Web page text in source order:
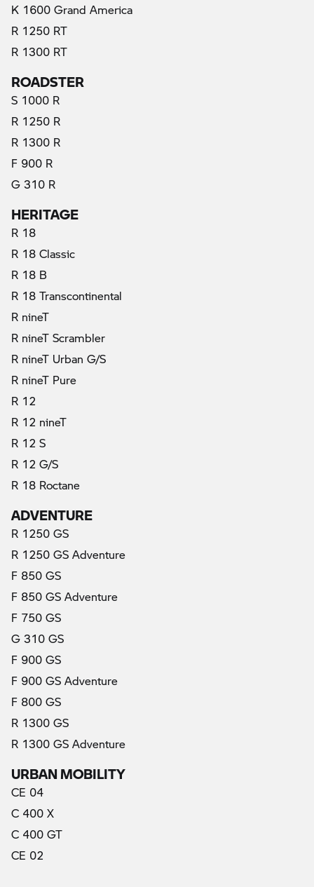
K 1600 Grand America
R 1250 RT
R 1300 RT
ROADSTER
S 1000 R
R 1250 R
R 1300 R
F 900 R
G 310 R
HERITAGE
R 18
R 18 Classic
R 18 B
R 18 Transcontinental
R nineT
R nineT Scrambler
R nineT Urban G/S
R nineT Pure
R 12
R 12 nineT
R 12 S
R 12 G/S
R 18 Roctane
ADVENTURE
R 1250 GS
R 1250 GS Adventure
F 850 GS
F 850 GS Adventure
F 750 GS
G 310 GS
F 900 GS
F 900 GS Adventure
F 800 GS
R 1300 GS
R 1300 GS Adventure
URBAN MOBILITY
CE 04
C 400 X
C 400 GT
CE 02